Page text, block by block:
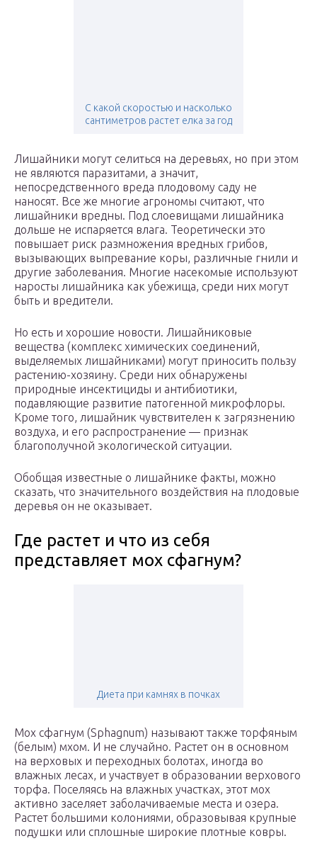
С какой скоростью и насколько
сантиметров растет елка за год
Лишайники могут селиться на деревьях, но при этом
не являются паразитами, а значит,
непосредственного вреда плодовому саду не
наносят. Все же многие агрономы считают, что
лишайники вредны. Под слоевищами лишайника
дольше не испаряется влага. Теоретически это
повышает риск размножения вредных грибов,
вызывающих выпревание коры, различные гнили и
другие заболевания. Многие насекомые используют
наросты лишайника как убежища, среди них могут
быть и вредители.
Но есть и хорошие новости. Лишайниковые
вещества (комплекс химических соединений,
выделяемых лишайниками) могут приносить пользу
растению-хозяину. Среди них обнаружены
природные инсектициды и антибиотики,
подавляющие развитие патогенной микрофлоры.
Кроме того, лишайник чувствителен к загрязнению
воздуха, и его распространение — признак
благополучной экологической ситуации.
Обобщая известные о лишайнике факты, можно
сказать, что значительного воздействия на плодовые
деревья он не оказывает.
Где растет и что из себя
представляет мох сфагнум?
Диета при камнях в почках
Мох сфагнум (Sphagnum) называют также торфяным
(белым) мхом. И не случайно. Растет он в основном
на верховых и переходных болотах, иногда во
влажных лесах, и участвует в образовании верхового
торфа. Поселяясь на влажных участках, этот мох
активно заселяет заболачиваемые места и озера.
Растет большими колониями, образовывая крупные
подушки или сплошные широкие плотные ковры.